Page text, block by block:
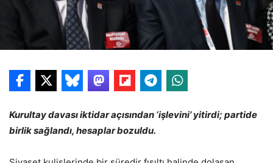
Kurultay davası iktidar açısından ‘işlevini’ yitirdi; partide
birlik sağlandı, hesaplar bozuldu.